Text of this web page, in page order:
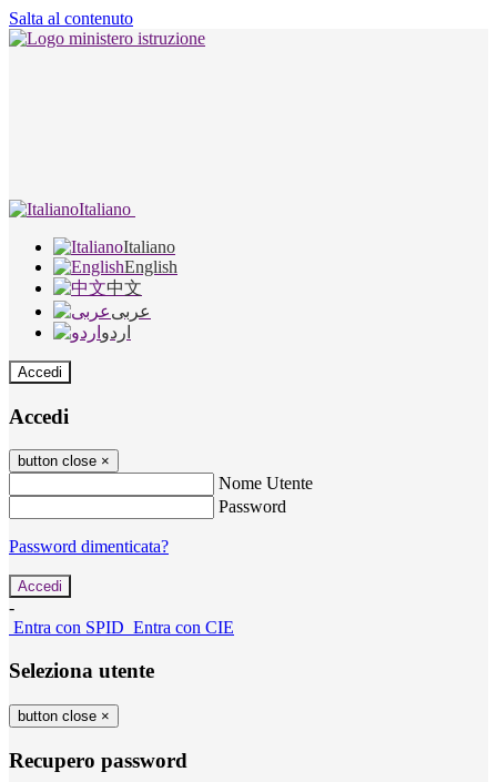
Salta al contenuto
Italiano
Italiano
English
中文
عربى
اردو
Accedi
Accedi
button close ×
Nome Utente
Password
Password dimenticata?
-
Entra con SPID Entra con CIE
Seleziona utente
button close ×
Recupero password